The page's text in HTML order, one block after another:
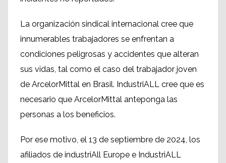
La organización sindical internacional cree que
innumerables trabajadores se enfrentan a
condiciones peligrosas y accidentes que alteran
sus vidas, tal como el caso del trabajador joven
de ArcelorMittal en Brasil. IndustriALL cree que es
necesario que ArcelorMittal anteponga las
personas a los beneficios.
Por ese motivo, el 13 de septiembre de 2024, los
afiliados de industriAll Europe e IndustriALL